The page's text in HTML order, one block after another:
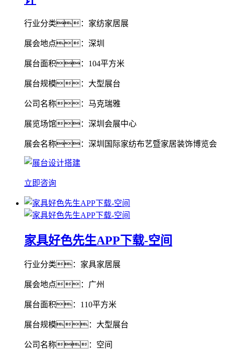
行业分类：家纺家居展
展会地点：深圳
展台面积：104平方米
展台规模：大型展台
公司名称：马克瑞雅
展览场馆：深圳会展中心
展会名称：深圳国际家纺布艺暨家居装饰博览会
立即咨询
家具好色先生APP下载-空间
行业分类：家具家居展
展会地点：广州
展台面积：110平方米
展台规模：大型展台
公司名称：空间